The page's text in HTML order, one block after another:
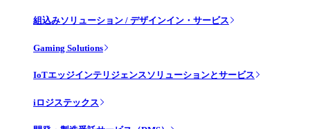
組込みソリューション / デザインイン・サービス
Gaming Solutions
IoTエッジインテリジェンスソリューションとサービス
iロジステックス